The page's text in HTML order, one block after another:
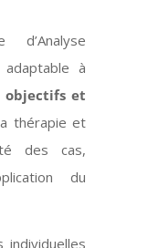
à
objectifs et
thérapie et
des cas,
du